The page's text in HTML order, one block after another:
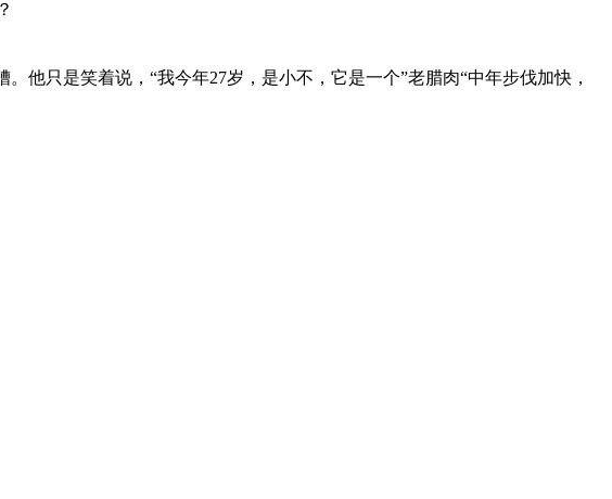
他只是笑着说，“我今年27岁，是小不，它是一个”老腊肉“中年步伐加快，